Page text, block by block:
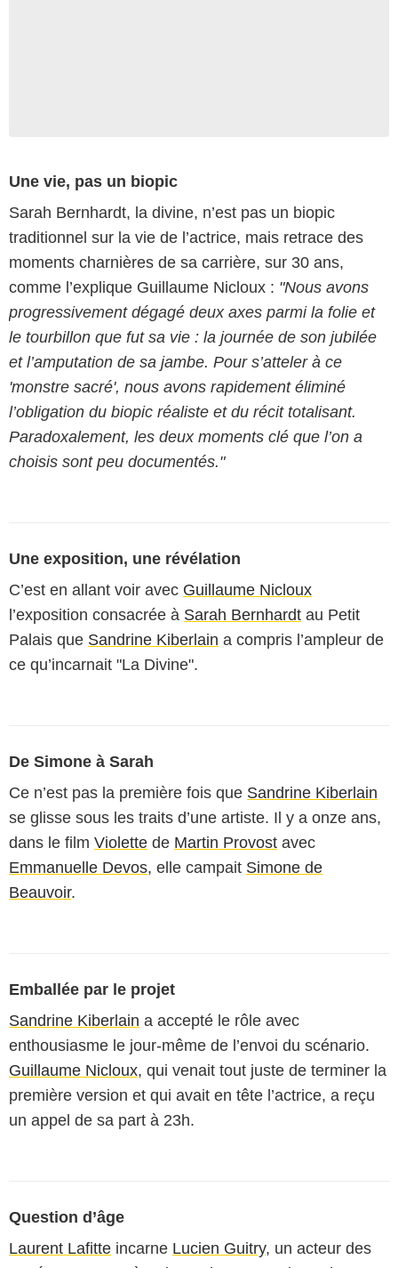
Une vie, pas un biopic
Sarah Bernhardt, la divine, n’est pas un biopic
traditionnel sur la vie de l’actrice, mais retrace des
moments charnières de sa carrière, sur 30 ans,
comme l’explique Guillaume Nicloux : "Nous avons
progressivement dégagé deux axes parmi la folie et
le tourbillon que fut sa vie : la journée de son jubilée
et l’amputation de sa jambe. Pour s’atteler à ce
'monstre sacré', nous avons rapidement éliminé
l’obligation du biopic réaliste et du récit totalisant.
Paradoxalement, les deux moments clé que l’on a
choisis sont peu documentés."
Une exposition, une révélation
C’est en allant voir avec Guillaume Nicloux
l’exposition consacrée à Sarah Bernhardt au Petit
Palais que Sandrine Kiberlain a compris l’ampleur de
ce qu’incarnait "La Divine".
De Simone à Sarah
Ce n’est pas la première fois que Sandrine Kiberlain
se glisse sous les traits d’une artiste. Il y a onze ans,
dans le film Violette de Martin Provost avec
Emmanuelle Devos, elle campait Simone de
Beauvoir.
Emballée par le projet
Sandrine Kiberlain a accepté le rôle avec
enthousiasme le jour-même de l’envoi du scénario.
Guillaume Nicloux, qui venait tout juste de terminer la
première version et qui avait en tête l’actrice, a reçu
un appel de sa part à 23h.
Question d’âge
Laurent Lafitte incarne Lucien Guitry, un acteur des